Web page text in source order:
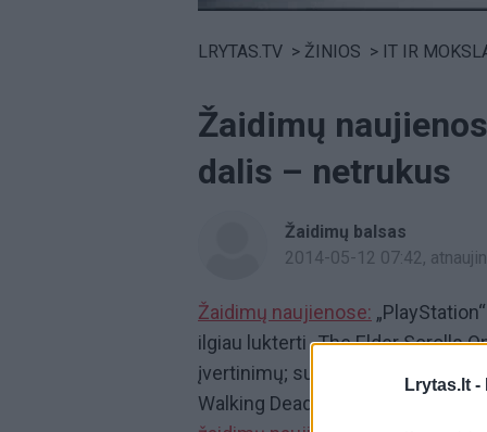
Lrytas.lt -
LRYTAS.TV > ŽINIOS > IT IR
Žaidimų
dalis – netrukus
Žaidimų balsas
2014-05-12 07:42,
Žaidimų naujienose:
ilgiau lukterti „The Elder Scrolls
įvertinimų; sulauksime naujo
Walking Dead“ sezono trečiasis